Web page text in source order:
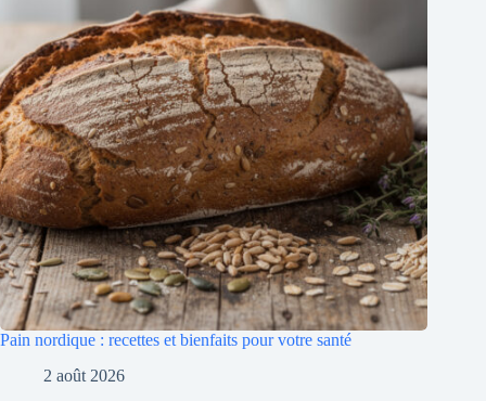
Pain nordique : recettes et bienfaits pour votre santé
2 août 2026